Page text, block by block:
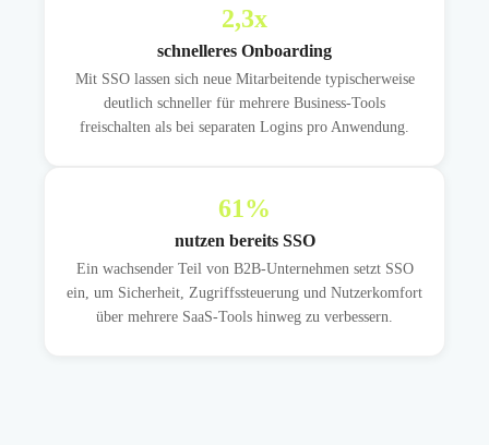
2,3x
schnelleres Onboarding
Mit SSO lassen sich neue Mitarbeitende typischerweise
deutlich schneller für mehrere Business-Tools
freischalten als bei separaten Logins pro Anwendung.
61%
nutzen bereits SSO
Ein wachsender Teil von B2B-Unternehmen setzt SSO
ein, um Sicherheit, Zugriffssteuerung und Nutzerkomfort
über mehrere SaaS-Tools hinweg zu verbessern.